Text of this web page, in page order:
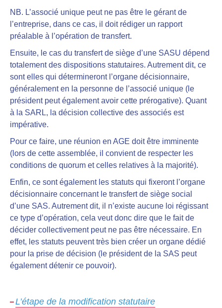
NB. L’associé unique peut ne pas être le gérant de
l’entreprise, dans ce cas, il doit rédiger un rapport
préalable à l’opération de transfert.
Ensuite, le cas du transfert de siège d’une SASU dépend
totalement des dispositions statutaires. Autrement dit, ce
sont elles qui détermineront l’organe décisionnaire,
généralement en la personne de l’associé unique (le
président peut également avoir cette prérogative). Quant
à la SARL, la décision collective des associés est
impérative.
Pour ce faire, une réunion en AGE doit être imminente
(lors de cette assemblée, il convient de respecter les
conditions de quorum et celles relatives à la majorité).
Enfin, ce sont également les statuts qui fixeront l’organe
décisionnaire concernant le transfert de siège social
d’une SAS. Autrement dit, il n’existe aucune loi régissant
ce type d’opération, cela veut donc dire que le fait de
décider collectivement peut ne pas être nécessaire. En
effet, les statuts peuvent très bien créer un organe dédié
pour la prise de décision (le président de la SAS peut
également détenir ce pouvoir).
L’étape de la modification statutaire